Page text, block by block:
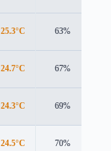
25.3°C 63%
24.7°C 67%
24.3°C 69%
24.5°C 70%